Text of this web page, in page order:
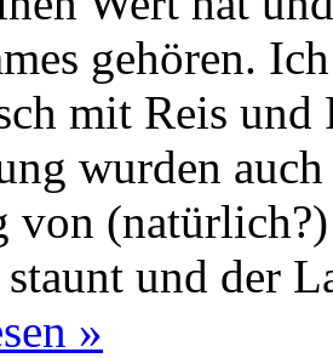
gehören.
mit Reis
wurden
von
staunt und der
»